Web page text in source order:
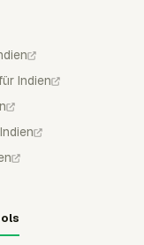
Indien